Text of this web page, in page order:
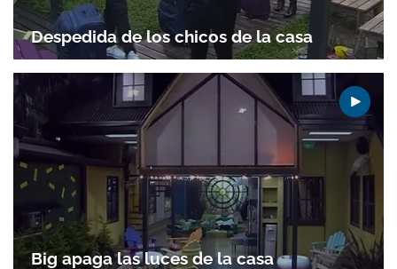
Despedida de los chicos de la casa
Big apaga las luces de la casa